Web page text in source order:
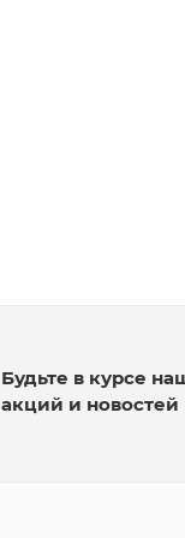
Будьте в курсе
акций и новостей